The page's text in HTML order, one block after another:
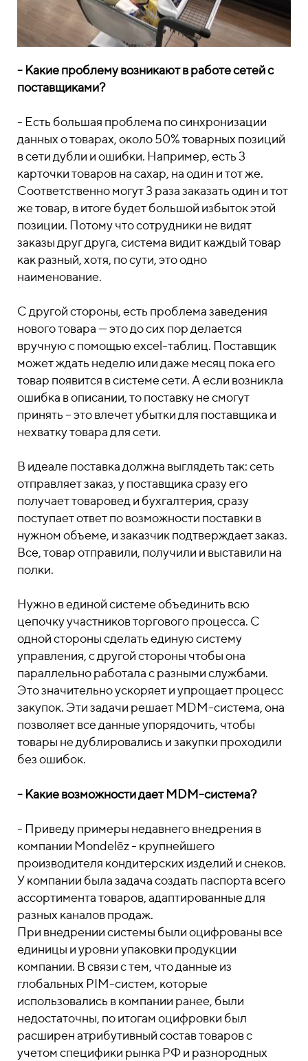
- Какие проблему возникают в работе сетей с
поставщиками?
- Есть большая проблема по синхронизации
данных о товарах, около 50% товарных позиций
в сети дубли и ошибки. Например, есть 3
карточки товаров на сахар, на один и тот же.
Соответственно могут 3 раза заказать один и тот
же товар, в итоге будет большой избыток этой
позиции. Потому что сотрудники не видят
заказы друг друга, система видит каждый товар
как разный, хотя, по сути, это одно
наименование.
С другой стороны, есть проблема заведения
нового товара — это до сих пор делается
вручную с помощью excel-таблиц. Поставщик
может ждать неделю или даже месяц пока его
товар появится в системе сети. А если возникла
ошибка в описании, то поставку не смогут
принять – это влечет убытки для поставщика и
нехватку товара для сети.
В идеале поставка должна выглядеть так: сеть
отправляет заказ, у поставщика сразу его
получает товаровед и бухгалтерия, сразу
поступает ответ по возможности поставки в
нужном объеме, и заказчик подтверждает заказ.
Все, товар отправили, получили и выставили на
полки.
Нужно в единой системе объединить всю
цепочку участников торгового процесса. С
одной стороны сделать единую систему
управления, с другой стороны чтобы она
параллельно работала с разными службами.
Это значительно ускоряет и упрощает процесс
закупок. Эти задачи решает МDM-система, она
позволяет все данные упорядочить, чтобы
товары не дублировались и закупки проходили
без ошибок.
- Какие возможности дает МDM-система?
- Приведу примеры недавнего внедрения в
компании Mondelēz - крупнейшего
производителя кондитерских изделий и снеков.
У компании была задача создать паспорта всего
ассортимента товаров, адаптированные для
разных каналов продаж.
При внедрении системы были оцифрованы все
единицы и уровни упаковки продукции
компании. В связи с тем, что данные из
глобальных PIM-систем, которые
использовались в компании ранее, были
недостаточны, по итогам оцифровки был
расширен атрибутивный состав товаров с
учетом специфики рынка РФ и разнородных